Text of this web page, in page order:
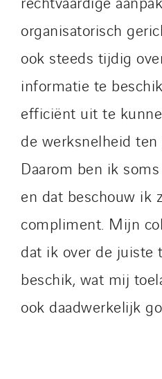
organisatorisch
ook steeds tijdig
informatie te
efficiënt uit te
de werksnelheid ten
Daarom ben ik
en dat beschouw ik
compliment. Mijn
dat ik over de juiste
beschik, wat mij
ook daadwerkelijk